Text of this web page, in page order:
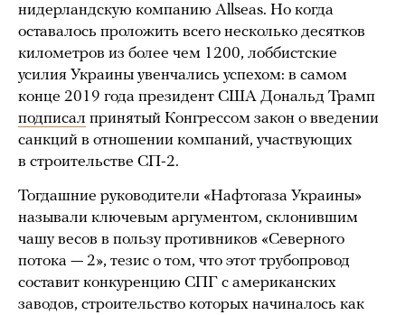
нидерландскую компанию Allseas. Но когда
оставалось проложить всего несколько десятков
километров из более чем 1200, лоббистские
усилия Украины увенчались успехом: в самом
конце 2019 года президент США Дональд Трамп
подписал принятый Конгрессом закон о введении
санкций в отношении компаний, участвующих
в строительстве СП-2.
Тогдашние руководители «Нафтогаза Украины»
называли ключевым аргументом, склонившим
чашу весов в пользу противников «Северного
потока — 2», тезис о том, что этот трубопровод
составит конкуренцию СПГ с американских
заводов, строительство которых начиналось как